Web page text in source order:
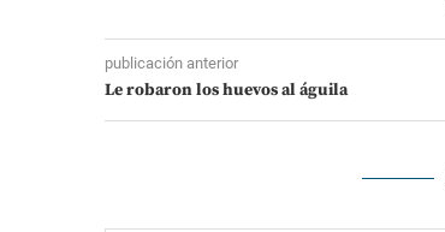
publicación anterior
Le robaron los huevos al águila